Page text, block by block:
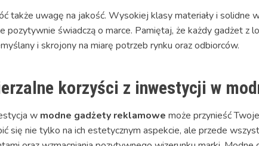
także uwagę na jakość. Wysokiej klasy materiały i solidne
pozytywnie świadczą o marce. Pamiętaj, że każdy gadżet
i skrojony na miarę potrzeb rynku oraz odbiorców.
korzyści z inwestycji w
w modne gadżety reklamowe może przynieść
się nie tylko na ich estetycznym aspekcie, ale przede